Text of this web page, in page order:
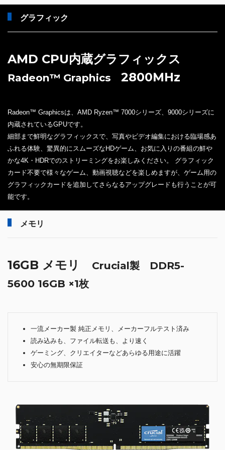
グラフィック
AMD CPU内蔵グラフィックス
Radeon™ Graphics 2800MHz
Radeon™ Graphicsは、AMD Ryzen™ 7000シリーズ、9000シリーズに
内蔵されているGPUです。
細部まで鮮明なグラフィックスで、写真やビデオ編集における臨場感あ
ふれる体験、驚異的にスムーズなHDゲーム、お気に入りの番組の鮮や
かな4K・HDRでのストリーミングをお楽しみください。 グラフィック
カード不要で様々なゲーム、動画視聴などを楽しめますが、ゲーム用の
グラフィックカードを追加してさらなるアップグレードも行うことが可
能です。
メモリ
16GB メモリ
Crucial製 DDR5-
5600 16GB ×1枚
一流メーカー製 純正メモリ、メーカーフルテスト済み
読み込みも、ファイル転送も、より速く
ゲーミング、クリエイターなどあらゆる用途に活躍
安心の無期限保証